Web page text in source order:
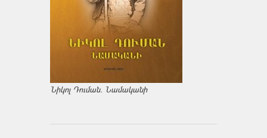
Նիկոլ Դուման. Նամականի